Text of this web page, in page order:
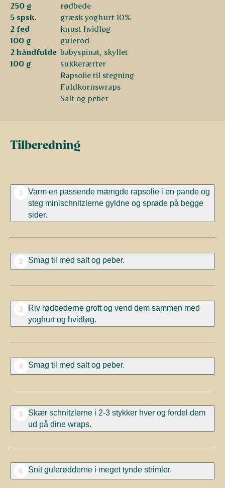
250 g
rødbede
5 spsk.
græsk yoghurt 10%
2 fed
knust hvidløg
100 g
gulerod
2 håndfulde babyspinat, skyllet
100 g
sukkerærter
Rapsolie til stegning
Fuldkornswraps
Salt og peber
Tilberedning
1
Varm en passende mængde rapsolie i en pande og
steg minischnitzlerne gyldne og sprøde på begge
sider.
2 Smag til med salt og peber.
3
Riv rødbederne groft og vend dem sammen med
yoghurt og hvidløg.
4 Smag til med salt og peber.
5
Skær schnitzlerne i 2-3 stykker hver og fordel dem
ud på dine wraps.
6 Snit gulerødderne i meget tynde strimler.